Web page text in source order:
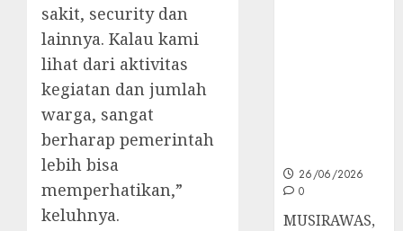
sakit, security dan
lainnya. Kalau kami
lihat dari aktivitas
kegiatan dan jumlah
warga, sangat
berharap pemerintah
lebih bisa
memperhatikan,”
keluhnya.
26/06/2026
0
MUSIRAWAS,